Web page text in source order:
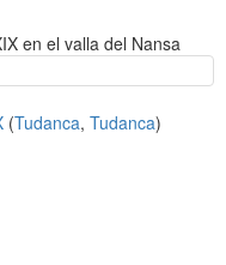
en el valla del Nansa
(Tudanca, Tudanca)